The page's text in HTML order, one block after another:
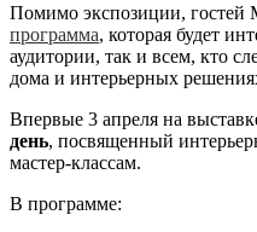
Помимо экспозиции, гостей
программа, которая будет
аудитории, так и всем, кто
дома и интерьерных
Впервые 3 апреля на
день, посвященный
мастер-классам.
В программе: